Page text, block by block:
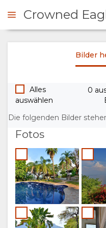
ÜBERSICHT
ÜBER
WARUM HIER
ÜBERNACHTEN
EINRICHTUNGEN
AUFENTHALT
ZIMMERKATEGORIE
GALERIE
FOTOS
Crowned
Bilder
Alles
auswählen
0
Die folgenden Bilder
Fotos